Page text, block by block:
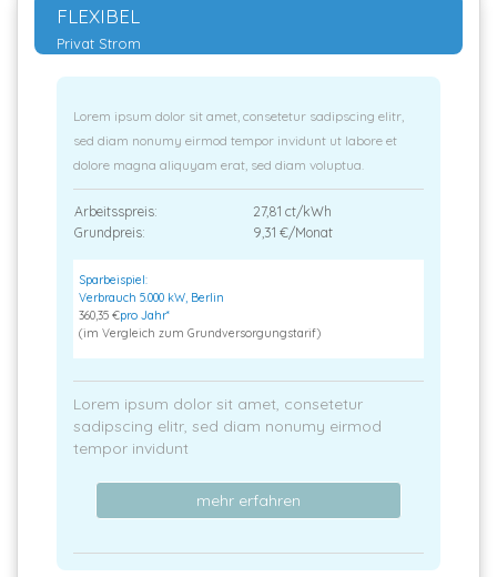
FLEXIBEL
Privat Strom
Lorem ipsum dolor sit amet, consetetur sadipscing elitr,
sed diam nonumy eirmod tempor invidunt ut labore et
dolore magna aliquyam erat, sed diam voluptua.
Arbeitsspreis:
27,81 ct/kWh
Grundpreis:
9,31 €/Monat
Sparbeispiel:
Verbrauch 5.000 kW, Berlin
360,35 €pro Jahr*
(im Vergleich zum Grundversorgungstarif)
Lorem ipsum dolor sit amet, consetetur
sadipscing elitr, sed diam nonumy eirmod
tempor invidunt
mehr erfahren